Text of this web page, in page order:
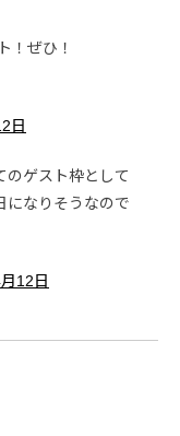
！ぜひ！
日
のゲスト枠として
になりそうなので
12日